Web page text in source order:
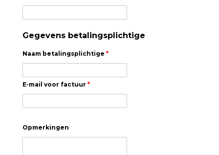
Gegevens betalingsplichtige
Naam betalingsplichtige *
E-mail voor factuur *
Opmerkingen